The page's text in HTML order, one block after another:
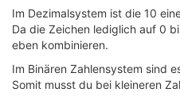
Im Dezimalsystem ist die 10
Da die Zeichen lediglich auf 0
eben kombinieren.
Im Binären Zahlensystem sind
Somit musst du bei kleineren